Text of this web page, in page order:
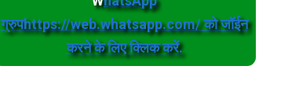
ग्रुपhttps://web.whatsapp.com/ को जॉईन
करने के लिए क्लिक करें.